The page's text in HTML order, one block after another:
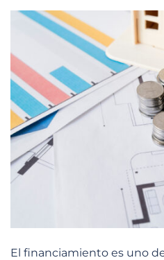
El financiamiento es uno